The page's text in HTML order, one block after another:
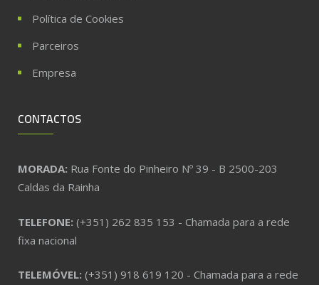
Política de Cookies
Parceiros
Empresa
CONTACTOS
MORADA: Rua Fonte do Pinheiro Nº 39 - B 2500-203
Caldas da Rainha
TELEFONE: (+351) 262 835 153 - Chamada para a rede
fixa nacional
TELEMÓVEL: (+351) 918 619 120 - Chamada para a rede